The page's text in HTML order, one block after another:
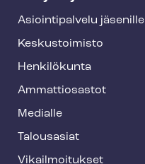
Asioin­ti­pal­ve­lu jäsenille
Keskustoimisto
Henkilökunta
Ammattiosastot
Medialle
Talousasiat
Vi­kail­moi­tuk­set